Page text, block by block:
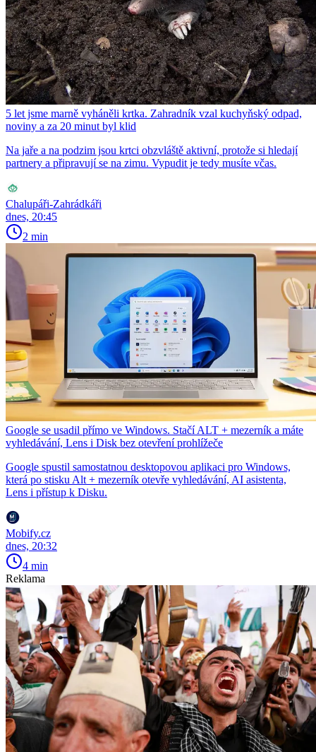
5 let jsme marně vyháněli krtka. Zahradník vzal kuchyňský odpad,
noviny a za 20 minut byl klid
Na jaře a na podzim jsou krtci obzvláště aktivní, protože si hledají
partnery a připravují se na zimu. Vypudit je tedy musíte včas.
Chalupáři-Zahrádkáři
dnes, 20:45
2 min
Google se usadil přímo ve Windows. Stačí ALT + mezerník a máte
vyhledávání, Lens i Disk bez otevření prohlížeče
Google spustil samostatnou desktopovou aplikaci pro Windows,
která po stisku Alt + mezerník otevře vyhledávání, AI asistenta,
Lens i přístup k Disku.
Mobify.cz
dnes, 20:32
4 min
Reklama